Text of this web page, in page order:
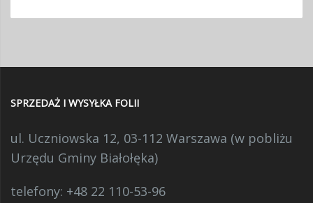
SPRZEDAŻ I WYSYŁKA FOLII
ul. Uczniowska 12, 03-112 Warszawa (w pobliżu
Urzędu Gminy Białołęka)
telefony: +48 22 110-53-96